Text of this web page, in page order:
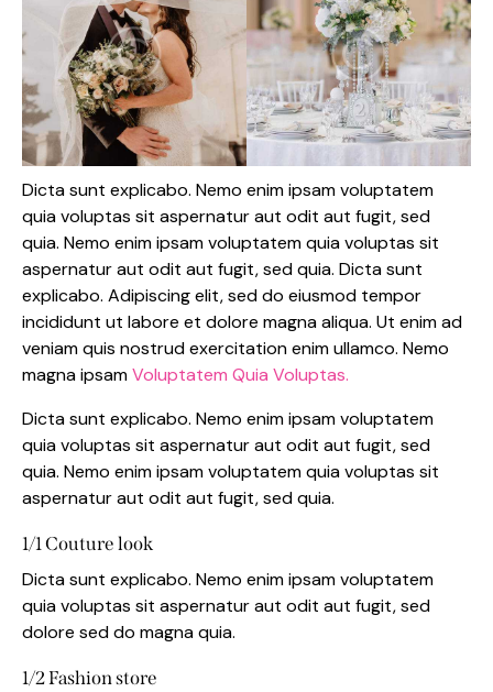
Dicta sunt explicabo. Nemo enim ipsam voluptatem
quia voluptas sit aspernatur aut odit aut fugit, sed
quia. Nemo enim ipsam voluptatem quia voluptas sit
aspernatur aut odit aut fugit, sed quia. Dicta sunt
explicabo. Adipiscing elit, sed do eiusmod tempor
incididunt ut labore et dolore magna aliqua. Ut enim ad
veniam quis nostrud exercitation enim ullamco. Nemo
magna ipsamVoluptatem Quia Voluptas.
Dicta sunt explicabo. Nemo enim ipsam voluptatem
quia voluptas sit aspernatur aut odit aut fugit, sed
quia. Nemo enim ipsam voluptatem quia voluptas sit
aspernatur aut odit aut fugit, sed quia.
1/1 Couture look
Dicta sunt explicabo. Nemo enim ipsam voluptatem
quia voluptas sit aspernatur aut odit aut fugit, sed
dolore sed do magna quia.
1/2 Fashion store